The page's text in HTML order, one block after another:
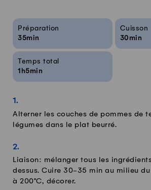
Infos sur la recette
Préparation
35min
Cuisson
30min
Temps total
1h5min
Alterner les couches de pommes de
légumes dans le plat beurré.
Liaison: mélanger tous les
dessus. Cuire 30-35 min au milieu
à 200°C, décorer.